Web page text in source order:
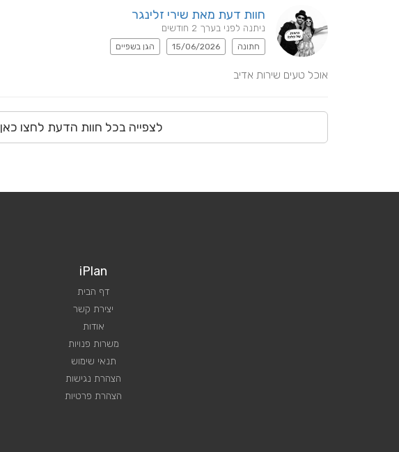
חוות דעת מאת שירי זלינגר
ניתנה לפני בערך 2 חודשים
חתונה 15/06/2026 הגן בשפיים
אוכל טעים שירות אדיב
לצפייה בכל חוות הדעת לחצו כאן
iPlan
דף הבית
יצירת קשר
אודות
משרות פנויות
תנאי שימוש
הצהרת נגישות
הצהרת פרטיות